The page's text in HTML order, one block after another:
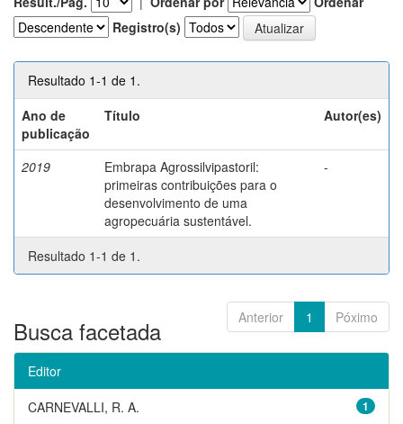
Registro(s)
Resultado 1-1 de 1.
Ano de
publicação
Título Autor(es)
2019
Embrapa Agrossilvipastoril:
primeiras contribuições para o
desenvolvimento de uma
agropecuária sustentável.
-
Resultado 1-1 de 1.
Anterior 1 Póximo
Busca facetada
Editor
1
CARNEVALLI, R. A.